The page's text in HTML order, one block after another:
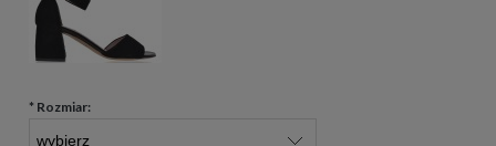
* Rozmiar: